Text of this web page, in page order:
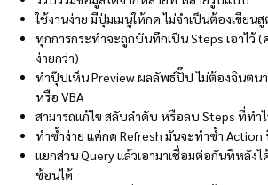
ใช้งานง่าย มีปุ่มเมนูให้กด ไม่จำเป็นต้องเขียนสู
ทุกการกระทำจะถูกบันทึกเป็น Steps เอาไว้ (
ง่ายกว่า)
ทำปุ๊ปเห็น Preview ผลลัพธ์ปั๊ป ไม่ต้องจินตนา
หรือ VBA
สามารถแก้ไข สลับลำดับ หรือลบ Steps ที่ทำไ
ทำซ้ำง่าย แค่กด Refresh มันจะทำซ้ำ
แยกส่วน Query แล้วเอามาเชื่อมต่อกันทีหลัง
ซ้อนได้